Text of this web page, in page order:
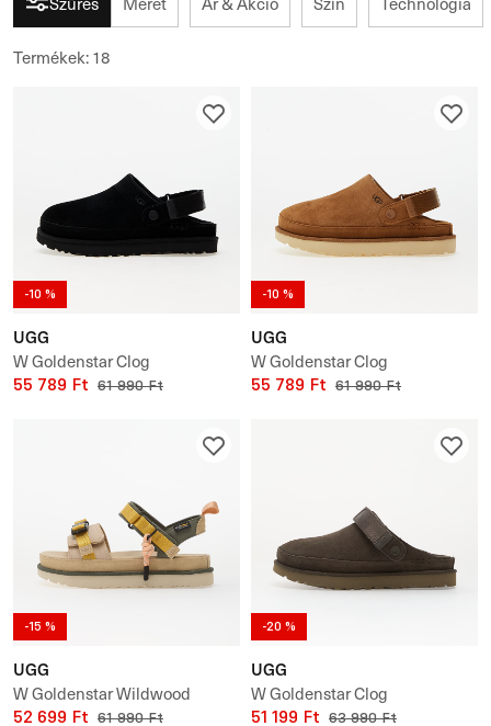
Termékek: 18
-10 %
UGG
W Goldenstar Clog
55 789 Ft 61 990 Ft
-10 %
UGG
W Goldenstar Clog
55 789 Ft 61 990 Ft
-15 %
UGG
W Goldenstar Wildwood
52 699 Ft 61 990 Ft
-20 %
UGG
W Goldenstar Clog
51 199 Ft 63 990 Ft